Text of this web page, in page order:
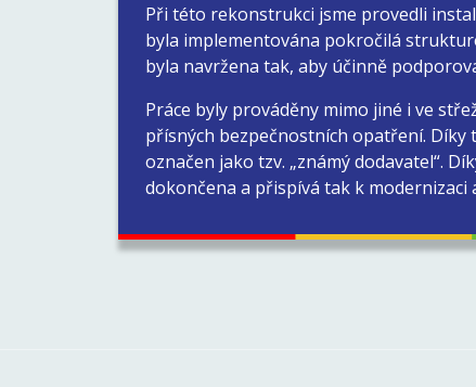
Při této rekonstrukci jsme provedli
byla implementována pokročilá
byla navržena tak, aby účinně
Práce byly prováděny mimo jiné i ve
přísných bezpečnostních opatření. Díky
označen jako tzv. „známý dodavatel“.
dokončena a přispívá tak k modernizaci